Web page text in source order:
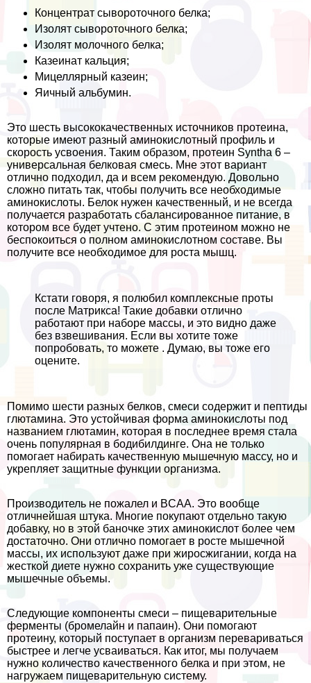
Концентрат сывороточного белка;
Изолят сывороточного белка;
Изолят молочного белка;
Казеинат кальция;
Мицеллярный казеин;
Яичный альбумин.
Это шесть высококачественных источников протеина,
которые имеют разный аминокислотный профиль и
скорость усвоения. Таким образом, протеин Syntha 6 –
универсальная белковая смесь. Мне этот вариант
отлично подходил, да и всем рекомендую. Довольно
сложно питать так, чтобы получить все необходимые
аминокислоты. Белок нужен качественный, и не всегда
получается разработать сбалансированное питание, в
котором все будет учтено. С этим протеином можно не
беспокоиться о полном аминокислотном составе. Вы
получите все необходимое для роста мышц.
Кстати говоря, я полюбил комплексные проты
после Матрикса! Такие добавки отлично
работают при наборе массы, и это видно даже
без взвешивания. Если вы хотите тоже
попробовать, то можете . Думаю, вы тоже его
оцените.
Помимо шести разных белков, смеси содержит и пептиды
глютамина. Это устойчивая форма аминокислоты под
названием глютамин, которая в последнее время стала
очень популярная в бодибилдинге. Она не только
помогает набирать качественную мышечную массу, но и
укрепляет защитные функции организма.
Производитель не пожалел и BCAA. Это вообще
отличнейшая штука. Многие покупают отдельно такую
добавку, но в этой баночке этих аминокислот более чем
достаточно. Они отлично помогает в росте мышечной
массы, их используют даже при жиросжигании, когда на
жесткой диете нужно сохранить уже существующие
мышечные объемы.
Следующие компоненты смеси – пищеварительные
ферменты (бромелайн и папаин). Они помогают
протеину, который поступает в организм перевариваться
быстрее и легче усваиваться. Как итог, мы получаем
нужно количество качественного белка и при этом, не
нагружаем пищеварительную систему.